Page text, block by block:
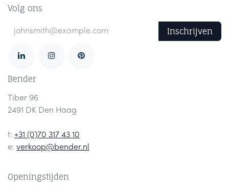
Volg ons
Inschrijven
Bender
Tiber 96
2491 DK Den Haag
t: +31 (0)70 317 43 10
e: verkoop@bender.nl
Openingstijden